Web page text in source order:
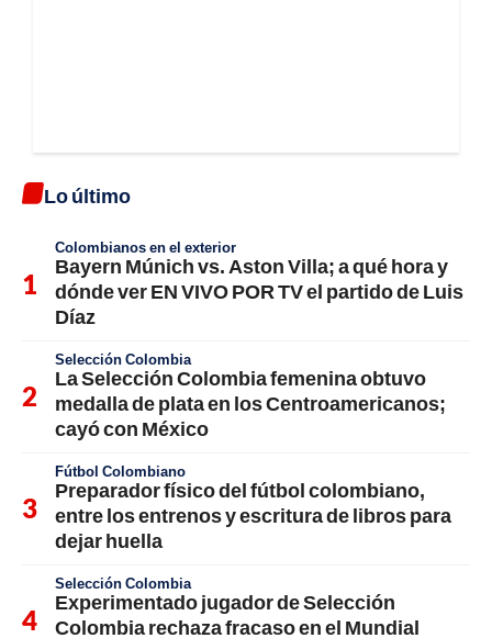
Lo último
Colombianos en el exterior
Bayern Múnich vs. Aston Villa; a qué hora y
dónde ver EN VIVO POR TV el partido de Luis
Díaz
Selección Colombia
La Selección Colombia femenina obtuvo
medalla de plata en los Centroamericanos;
cayó con México
Fútbol Colombiano
Preparador físico del fútbol colombiano,
entre los entrenos y escritura de libros para
dejar huella
Selección Colombia
Experimentado jugador de Selección
Colombia rechaza fracaso en el Mundial